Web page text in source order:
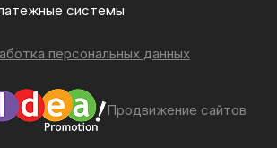
персональных данных
Продвижение сайтов